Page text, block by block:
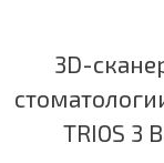
3D-
TRIOS 3